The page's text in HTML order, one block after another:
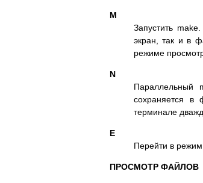
M
Запустить
экран, так и в
режиме
N
Параллельный
сохраняется в
терминале
E
Перейти в
ПРОСМОТР ФАЙЛОВ